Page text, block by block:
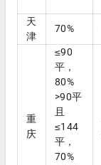
天
津
70%
重
庆
≤90
平，
80%
>90平
且
≤144
平，
70%